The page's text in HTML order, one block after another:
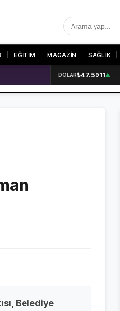
EĞİTİM MAGAZİN SAĞLIK
GALERİLER
DOLAR₺47.5911▲
Belediye